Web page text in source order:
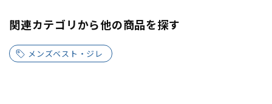
関連カテゴリから他の商品を探す
メンズベスト・ジレ